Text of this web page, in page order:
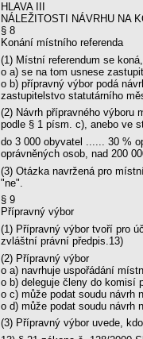
HLAVA III
NÁLEŽITOSTI NÁVRHU NA
§ 8
Konání místního referenda
(1) Místní referendum se
o a) se na tom usnese
o b) přípravný výbor podá
zastupitelstvo statutárního
(2) Návrh přípravného výboru
podle § 1 písm. c), anebo ve
do 3 000 obyvatel ...... 30 %
oprávněných osob, nad 200
(3) Otázka navržená pro
"ne".
§ 9
Přípravný výbor
(1) Přípravný výbor tvoří pro
zvláštní právní předpis.13)
(2) Přípravný výbor
o a) navrhuje uspořádání
o b) deleguje členy do komisí
o c) může podat soudu návrh
o d) může podat soudu návrh
(3) Přípravný výbor uvede,